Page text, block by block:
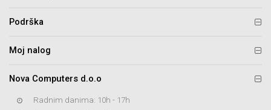
Podrška
Moj nalog
Nova Computers d.o.o
Radnim danima: 10h - 17h